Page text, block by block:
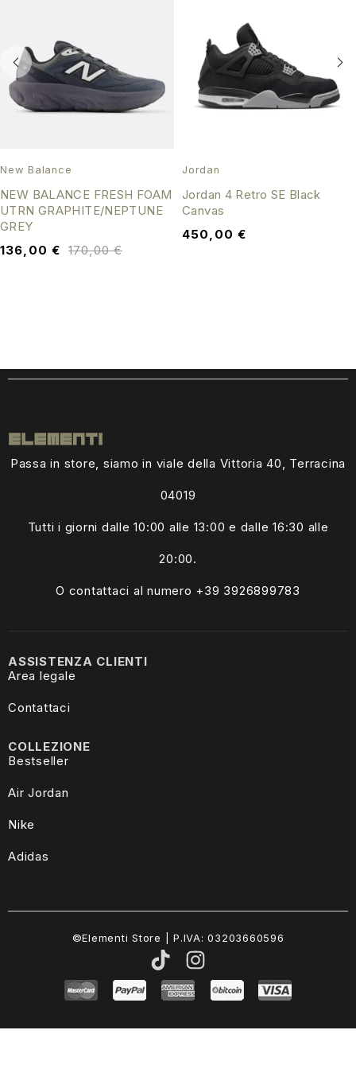
New Balance
NEW BALANCE FRESH FOAM
UTRN GRAPHITE/NEPTUNE
GREY
170,00€
136,00 €
Jordan
Jordan 4 Retro SE Black
Canvas
450,00 €
Passa in store, siamo in viale della Vittoria 40, Terracina
04019
Tutti i giorni dalle10:00 alle 13:00 e dalle 16:30 alle
20:00.
O contattaci al numero +39 3926899783
COLLEZIONE
Bestseller
Air Jordan
Nike
Adidas
ASSISTENZA CLIENTI
Area legale
Contattaci
©Elementi Store | P.IVA: 03203660596